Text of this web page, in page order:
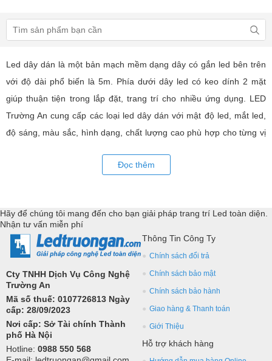
Led dây dán là một bản mạch mềm dạng dây có gắn led bên trên
với độ dài phổ biến là 5m. Phía dưới dây led có keo dính 2 mặt
giúp thuận tiện trong lắp đặt, trang trí cho nhiều ứng dụng. LED
Trường An cung cấp các loại led dây dán với mật độ led, mắt led,
độ sáng, màu sắc, hình dạng, chất lượng cao phù hợp cho từng vị
khiển và phụ kiện đồng bộ,... Tư vấn giả pháp, hỗ trợ kỹ thuật
Đọc thêm
Hãy để chúng tôi mang đến cho bạn giải pháp trang trí Led toàn diện.
Nhận tư vấn miễn phí
Cty TNHH Dịch Vụ Công Nghệ
Trường An
Mã số thuế: 0107726813 Ngày
cấp: 28/09/2023
Nơi cấp: Sở Tài chính Thành
phố Hà Nội
Hotline: 0988 550 568
Thông Tin Công Ty
Chính sách đổi trả
Chính sách bảo mật
Chính sách bảo hành
Giao hàng & Thanh toán
Giới Thiệu
Hỗ trợ khách hàng